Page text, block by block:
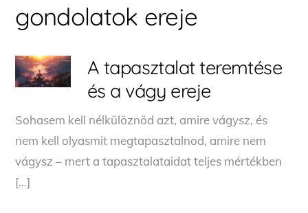
gondolatok ereje
A tapasztalat teremtése
és a vágy ereje
Sohasem kell nélkülöznöd azt, amire vágysz, és
nem kell olyasmit megtapasztalnod, amire nem
vágysz – mert a tapasztalataidat teljes mértékben
[…]